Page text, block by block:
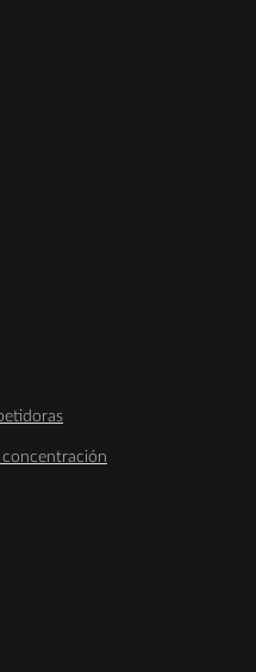
concentración